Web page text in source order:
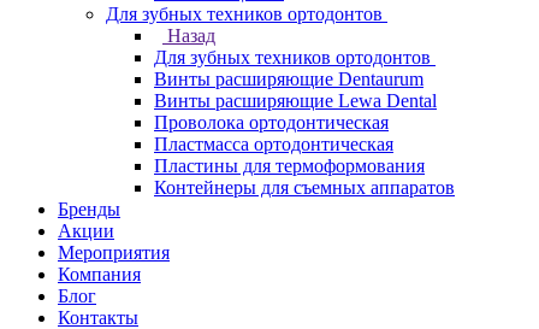
Для зубных техников ортодонтов
Назад
Для зубных техников ортодонтов
Винты расширяющие Dentaurum
Винты расширяющие Lewa Dental
Проволока ортодонтическая
Пластмасса ортодонтическая
Пластины для термоформования
Контейнеры для съемных аппаратов
Бренды
Акции
Мероприятия
Компания
Блог
Контакты